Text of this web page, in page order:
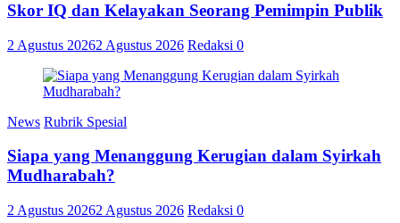
Skor IQ dan Kelayakan Seorang Pemimpin Publik
2 Agustus 20262 Agustus 2026 Redaksi 0
News Rubrik Spesial
Siapa yang Menanggung Kerugian dalam Syirkah
Mudharabah?
2 Agustus 20262 Agustus 2026 Redaksi 0